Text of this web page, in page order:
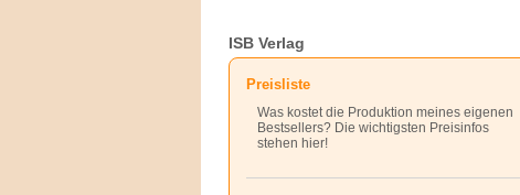
ISB Verlag
Preisliste
Was kostet die Produktion meines eigenen
Bestsellers? Die wichtigsten Preisinfos
stehen hier!